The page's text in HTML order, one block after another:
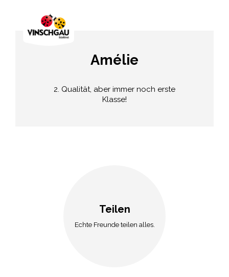
Amélie
2. Qualität, aber immer noch erste
Klasse!
Teilen
Echte Freunde teilen alles.